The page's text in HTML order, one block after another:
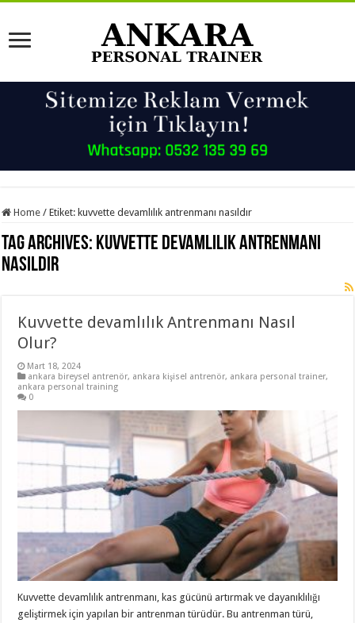
Home / Etiket: kuvvette devamlılık antrenmanı nasıldır
Tag Archives: kuvvette devamlılık antrenmanı
nasıldır
Kuvvette devamlılık Antrenmanı Nasıl
Olur?
Mart 18, 2024
ankara bireysel antrenör, ankara kişisel antrenör, ankara personal trainer,
ankara personal training
0
Kuvvette devamlılık antrenmanı, kas gücünü artırmak ve dayanıklılığı
geliştirmek için yapılan bir antrenman türüdür. Bu antrenman türü,